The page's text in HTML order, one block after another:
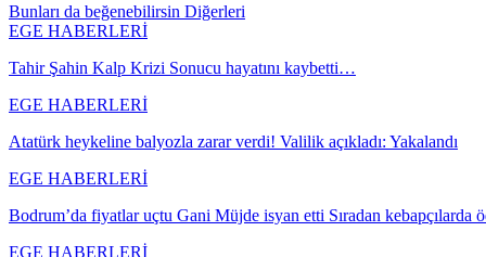
Bunları da beğenebilirsin Diğerleri
EGE HABERLERİ
Tahir Şahin Kalp Krizi Sonucu hayatını kaybetti…
EGE HABERLERİ
Atatürk heykeline balyozla zarar verdi! Valilik açıkladı: Yakalandı
EGE HABERLERİ
Bodrum’da fiyatlar uçtu Gani Müjde isyan etti Sıradan kebapçılarda
EGE HABERLERİ